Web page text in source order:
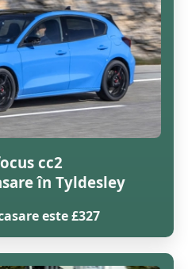
cc2
în Tyldesley
este £327